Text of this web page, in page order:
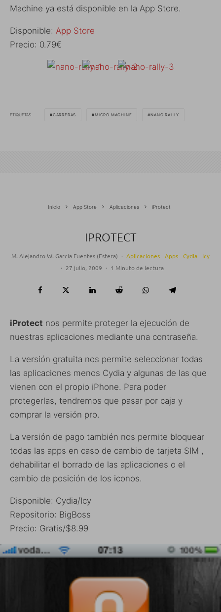
Machine ya está disponible en la App Store.
Disponible: App Store
Precio: 0.79€
ETIQUETAS CARRERAS MICRO MACHINE NANO RALLY
Inicio App Store Aplicaciones iProtect
IPROTECT
M. Alejandro W. García Fuentes (Esfera) · Aplicaciones Apps Cydia
Icy
· 27 julio, 2009 · 1 Minuto de lectura
iProtect nos permite proteger la ejecución de
nuestras aplicaciones mediante una contraseña.
La versión gratuita nos permite seleccionar todas
las aplicaciones menos Cydia y algunas de las que
vienen con el propio iPhone. Para poder
protegerlas, tendremos que pasar por caja y
comprar la versión pro.
La versión de pago también nos permite bloquear
todas las apps en caso de cambio de tarjeta SIM ,
dehabilitar el borrado de las aplicaciones o el
cambio de posición de los iconos.
Disponible: Cydia/Icy
Repositorio: BigBoss
Precio: Gratis/$8.99